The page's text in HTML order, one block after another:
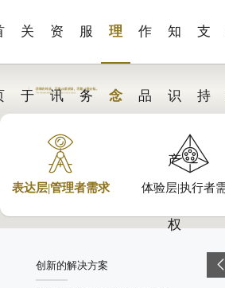
关
于
资
讯
服
务
理
念
作
品
知
识
产
权
支
持
旗下公司名
表达层|管理者需求 体验层|执行者
创新的解决方案